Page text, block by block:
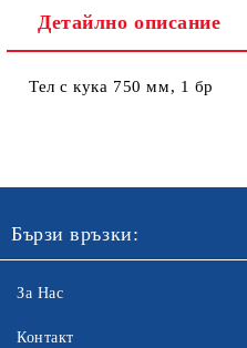
Детайлно описание
Тел с кука 750 мм, 1 бр
Бързи връзки:
За Нас
Контакт